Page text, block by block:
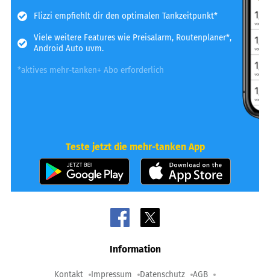
Flizzi empfiehlt dir den optimalen Tankzeitpunkt*
Viele weitere Features wie Preisalarm, Routenplaner*,
Android Auto uvm.
*aktives mehr-tanken+ Abo erforderlich
Teste jetzt die mehr-tanken App
Information
Kontakt Impressum Datenschutz AGB